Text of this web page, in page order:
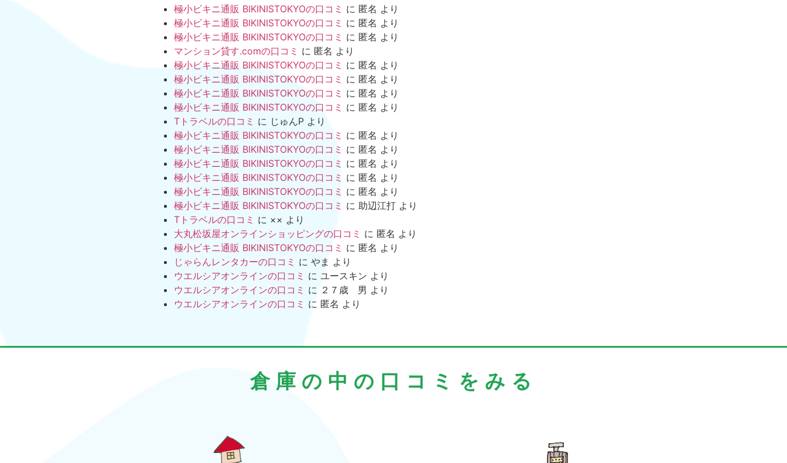
極小ビキニ通販 BIKINISTOKYOの口コミ に 匿名 より
極小ビキニ通販 BIKINISTOKYOの口コミ に 匿名 より
極小ビキニ通販 BIKINISTOKYOの口コミ に 匿名 より
マンション貸す.comの口コミ に 匿名 より
極小ビキニ通販 BIKINISTOKYOの口コミ に 匿名 より
極小ビキニ通販 BIKINISTOKYOの口コミ に 匿名 より
極小ビキニ通販 BIKINISTOKYOの口コミ に 匿名 より
極小ビキニ通販 BIKINISTOKYOの口コミ に 匿名 より
Tトラベルの口コミ に じゅんP より
極小ビキニ通販 BIKINISTOKYOの口コミ に 匿名 より
極小ビキニ通販 BIKINISTOKYOの口コミ に 匿名 より
極小ビキニ通販 BIKINISTOKYOの口コミ に 匿名 より
極小ビキニ通販 BIKINISTOKYOの口コミ に 匿名 より
極小ビキニ通販 BIKINISTOKYOの口コミ に 匿名 より
極小ビキニ通販 BIKINISTOKYOの口コミ に 助辺江打 より
Tトラベルの口コミ に ×× より
大丸松坂屋オンラインショッピングの口コミ に 匿名 より
極小ビキニ通販 BIKINISTOKYOの口コミ に 匿名 より
じゃらんレンタカーの口コミ に やま より
ウエルシアオンラインの口コミ に ユースキン より
ウエルシアオンラインの口コミ に ２７歳 男 より
ウエルシアオンラインの口コミ に 匿名 より
倉庫の中の口コミをみる